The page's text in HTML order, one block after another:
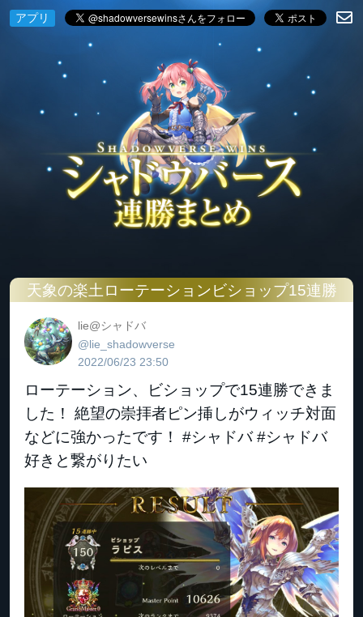
アプリ
天象の楽土ローテーションビショップ15連勝
lie@シャドバ
@lie_shadowverse
2022/06/23 23:50
ローテーション、ビショップで15連勝できま
した！ 絶望の崇拝者ピン挿しがウィッチ対面
などに強かったです！ #シャドバ #シャドバ
好きと繋がりたい